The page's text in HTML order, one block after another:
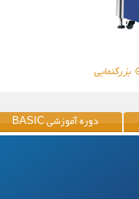
بزرگنمایی
دوره آموزشی BASIC